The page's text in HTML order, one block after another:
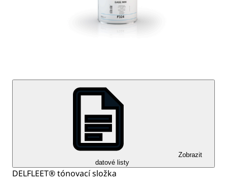
Zobrazit
datové listy
DELFLEET® tónovací složka